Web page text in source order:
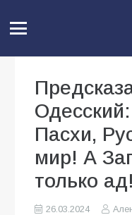
Пасхи,
мир! А
только
26.03.2024